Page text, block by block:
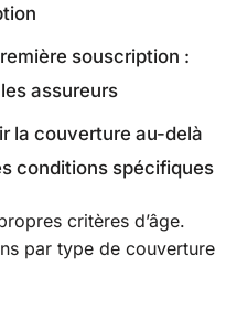
souscription :
assureurs
la couverture au-delà
conditions spécifiques
critères d’âge.
par type de couverture